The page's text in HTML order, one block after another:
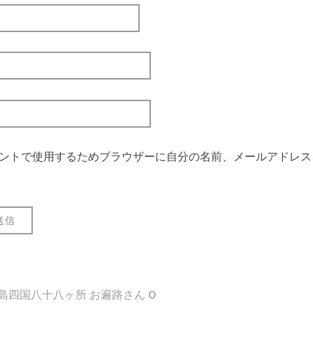
トで使用するためブラウザーに自分の名前、メールアドレ
四国八十八ヶ所 お遍路さん 0